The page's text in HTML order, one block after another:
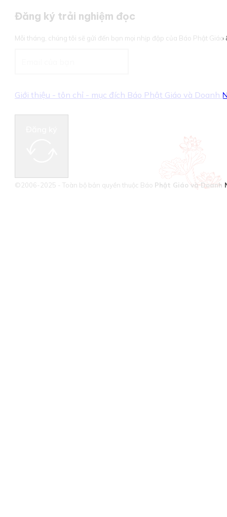
Đăng ký trải nghiệm đọc
Mỗi tháng, chúng tôi sẽ gửi đến bạn mọi nhịp đập của Báo Phật Giáo
Giới thiệu - tôn chỉ - mục đích Báo Phật Giáo và Doanh
©2006-2025 - Toàn bộ bản quyền thuộc Báo Phật Giáo và Doanh